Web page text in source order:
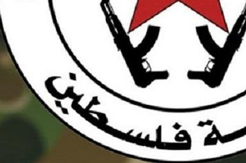
دقيقة على أهداف عسكرية في كييف وأوديسا
يبحثون عن "مخرج" من حرب إيران
عمان وإيران ونتوقع اتفاقا قريبا
قطاع غزة إلى 73,384 شهيدا